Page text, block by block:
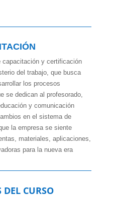
capacitación y certificación
del trabajo, que busca
los procesos
se dedican al profesorado,
y comunicación
en el sistema de
la empresa se siente
materiales, aplicaciones,
para la nueva era
DEL CURSO